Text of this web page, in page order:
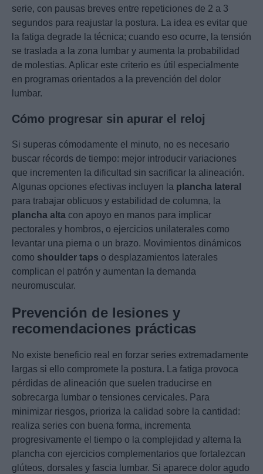
serie, con pausas breves entre repeticiones de 2 a 3
segundos para reajustar la postura. La idea es evitar que
la fatiga degrade la técnica; cuando eso ocurre, la tensión
se traslada a la zona lumbar y aumenta la probabilidad
de molestias. Aplicar este criterio es útil especialmente
en programas orientados a la prevención del dolor
lumbar.
Cómo progresar sin apurar el reloj
Si superas cómodamente el minuto, no es necesario
buscar récords de tiempo: mejor introducir variaciones
que incrementen la dificultad sin sacrificar la alineación.
Algunas opciones efectivas incluyen la plancha lateral
para trabajar oblicuos y estabilidad de columna, la
plancha alta con apoyo en manos para implicar
pectorales y hombros, o ejercicios unilaterales como
levantar una pierna o un brazo. Movimientos dinámicos
como shoulder taps o desplazamientos laterales
complican el patrón y aumentan la demanda
neuromuscular.
Prevención de lesiones y
recomendaciones prácticas
No existe beneficio real en forzar series extremadamente
largas si ello compromete la postura. La fatiga provoca
pérdidas de alineación que suelen traducirse en
sobrecarga lumbar o tensiones cervicales. Para
minimizar riesgos, prioriza la calidad sobre la cantidad:
realiza series con buena forma, incrementa
progresivamente el tiempo o la complejidad y alterna la
plancha con ejercicios complementarios que fortalezcan
glúteos, dorsales y fascia lumbar. Si aparece dolor agudo